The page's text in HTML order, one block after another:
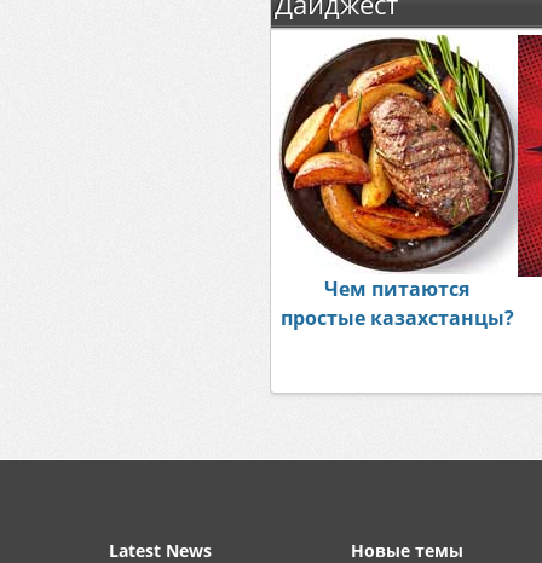
Чем питаются
простые казахстанцы?
Latest News Новые темы